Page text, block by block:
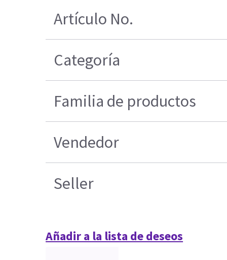
Artículo No.
Categoría
Familia de productos
Vendedor
Seller
Añadir a la lista de deseos